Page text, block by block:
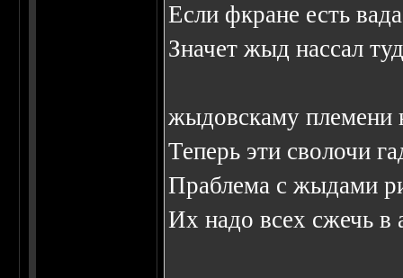
Если фкране есть вада
Значет жыд нассал
жыдовскаму племени
Теперь эти сволочи
Праблема с жыдами
Их надо всех сжечь в